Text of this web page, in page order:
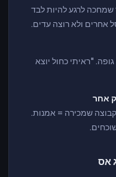
לרגע להיות לבד
אחרים ולא רוצה עדים.
"ראיתי כחול יוצא
שמכירה = אמנות.
אס